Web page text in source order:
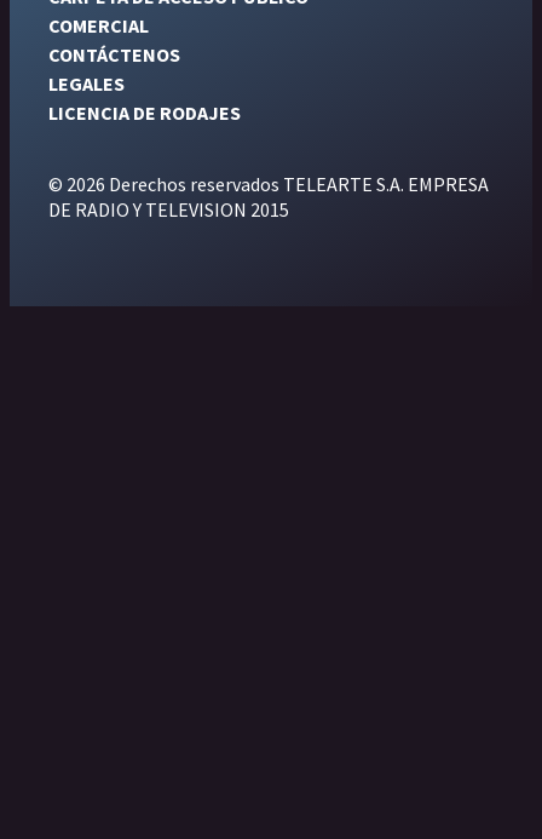
COMERCIAL
CONTÁCTENOS
LEGALES
LICENCIA DE RODAJES
© 2026 Derechos reservados TELEARTE S.A. EMPRESA
DE RADIO Y TELEVISION 2015